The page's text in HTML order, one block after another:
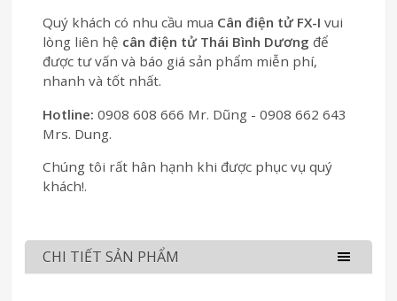
Quý khách có nhu cầu mua Cân điện tử FX-I vui
lòng liên hệ cân điện tử Thái Bình Dương để
được tư vấn và báo giá sản phẩm miễn phí,
nhanh và tốt nhất.
Hotline: 0908 608 666 Mr. Dũng - 0908 662 643
Mrs. Dung.
Chúng tôi rất hân hạnh khi được phục vụ quý
khách!.
CHI TIẾT SẢN PHẨM